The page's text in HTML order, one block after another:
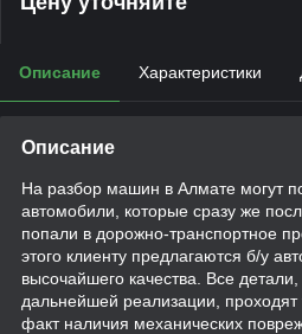
Описание Характеристики
Описание
На разбор машин в Алмате могут
автомобили, которые сразу же
попали в дорожно-транспортное
этого клиенту предлагаются б/у
высочайшего качества. Все
дальнейшей реализации,
факт наличия механических